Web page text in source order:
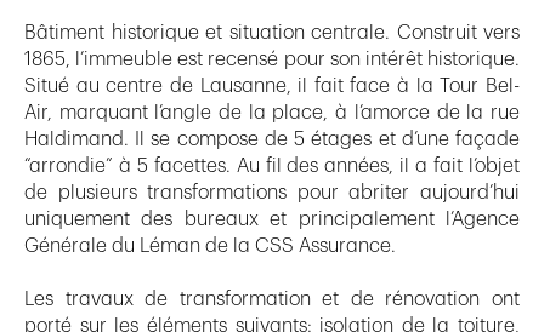
Bâtiment historique et situation centrale. Construit vers
1865, l’immeuble est recensé pour son intérêt historique.
Situé au centre de Lausanne, il fait face à la Tour Bel-
Air, marquant l’angle de la place, à l’amorce de la rue
Haldimand. Il se compose de 5 étages et d’une façade
“arrondie” à 5 facettes. Au fil des années, il a fait l’objet
de plusieurs transformations pour abriter aujourd’hui
uniquement des bureaux et principalement l’Agence
Générale du Léman de la CSS Assurance.
Les travaux de transformation et de rénovation ont
porté sur les éléments suivants: isolation de la toiture,